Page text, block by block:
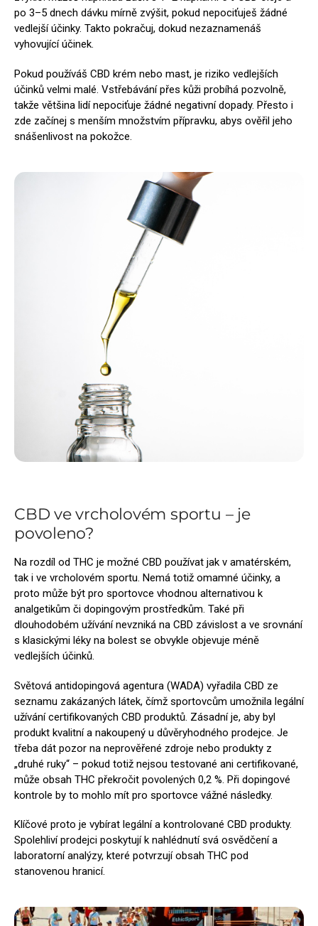
po 3–5 dnech dávku mírně zvýšit, pokud nepociťuješ žádné
vedlejší účinky. Takto pokračuj, dokud nezaznamenáš
vyhovující účinek.
Pokud používáš CBD krém nebo mast, je riziko vedlejších
účinků velmi malé. Vstřebávání přes kůži probíhá pozvolně,
takže většina lidí nepociťuje žádné negativní dopady. Přesto i
zde začínej s menším množstvím přípravku, abys ověřil jeho
snášenlivost na pokožce.
CBD ve vrcholovém sportu – je
povoleno?
Na rozdíl od THC je možné CBD používat jak v amatérském,
tak i ve vrcholovém sportu. Nemá totiž omamné účinky, a
proto může být pro sportovce vhodnou alternativou k
analgetikům či dopingovým prostředkům. Také při
dlouhodobém užívání nevzniká na CBD závislost a ve srovnání
s klasickými léky na bolest se obvykle objevuje méně
vedlejších účinků.
Světová antidopingová agentura (WADA) vyřadila CBD ze
seznamu zakázaných látek, čímž sportovcům umožnila legální
užívání certifikovaných CBD produktů. Zásadní je, aby byl
produkt kvalitní a nakoupený u důvěryhodného prodejce. Je
třeba dát pozor na neprověřené zdroje nebo produkty z
„druhé ruky“ – pokud totiž nejsou testované ani certifikované,
může obsah THC překročit povolených 0,2 %. Při dopingové
kontrole by to mohlo mít pro sportovce vážné následky.
Klíčové proto je vybírat legální a kontrolované CBD produkty.
Spolehliví prodejci poskytují k nahlédnutí svá osvědčení a
laboratorní analýzy, které potvrzují obsah THC pod
stanovenou hranicí.